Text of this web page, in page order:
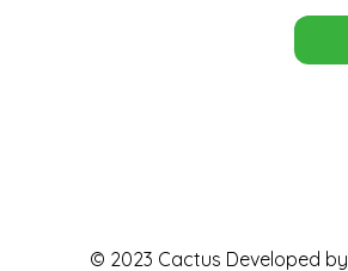
© 2023 Cactus Developed by